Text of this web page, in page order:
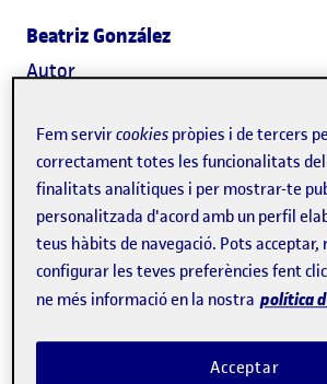
Beatriz González
Autor
Més del 75 % dels infants de menys de
dels infants d'entre 2 i 5 anys
d'exposició a les pantalles
sanitàries, fixats en unmàxim d'una
2 i els 5 anys. Aquestes són les xifres
Global Prevalence of
Guidelines Among Children 5 Years
Fem servircookies pròpies i de tercers
correctament totes les funcionalitats
finalitats analítiques i per mostrar-te
personalitzada d'acord amb un perfil
teus hàbits de navegació. Pots
configurar les teves preferències fent
ne més informació en la nostra política
Acceptar